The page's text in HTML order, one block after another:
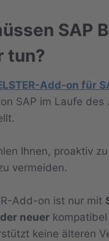
SAP
tun?
Add-on für
SAP im Laufe des
Ihnen, proaktiv
vermeiden.
Add-on ist nur mit
neuer
keine älteren